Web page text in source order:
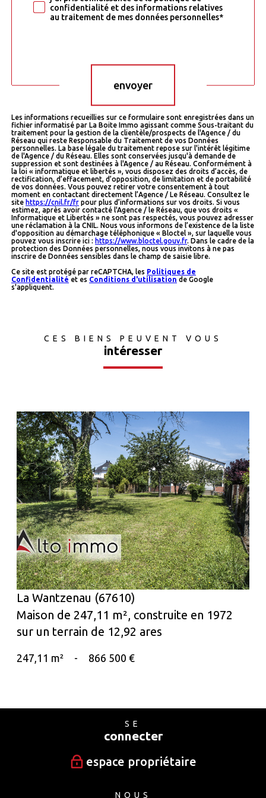
confidentialité et des informations relatives
au traitement de mes données personnelles*
envoyer
Les informations recueillies sur ce formulaire sont enregistrées dans un
fichier informatisé par La Boite Immo agissant comme Sous-traitant du
traitement pour la gestion de la clientèle/prospects de l'Agence / du
Réseau qui reste Responsable du Traitement de vos Données
personnelles. La base légale du traitement repose sur l'intérêt légitime
de l'Agence / du Réseau. Elles sont conservées jusqu'à demande de
suppression et sont destinées à l'Agence / au Réseau. Conformément à
la loi « informatique et libertés », vous disposez des droits d’accès, de
rectification, d’effacement, d’opposition, de limitation et de portabilité
de vos données. Vous pouvez retirer votre consentement à tout
moment en contactant directement l’Agence / Le Réseau. Consultez le
site https://cnil.fr/fr pour plus d’informations sur vos droits. Si vous
estimez, après avoir contacté l'Agence / le Réseau, que vos droits «
Informatique et Libertés » ne sont pas respectés, vous pouvez adresser
une réclamation à la CNIL. Nous vous informons de l’existence de la liste
d'opposition au démarchage téléphonique « Bloctel », sur laquelle vous
pouvez vous inscrire ici : https://www.bloctel.gouv.fr. Dans le cadre de la
protection des Données personnelles, nous vous invitons à ne pas
inscrire de Données sensibles dans le champ de saisie libre.
Ce site est protégé par reCAPTCHA, les Politiques de
Confidentialité et es Conditions d'utilisation de Google
s'appliquent.
CES BIENS PEUVENT VOUS
intéresser
voir le bien
La Wantzenau (67610)
Maison de 247,11 m², construite en 1972
sur un terrain de 12,92 ares
247,11 m² - 866 500 €
SE
connecter
espace propriétaire
NOUS